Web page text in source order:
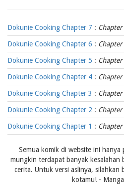
Dokunie Cooking Chapter 7 :
Dokunie Cooking Chapter 6 :
Dokunie Cooking Chapter 5 :
Dokunie Cooking Chapter 4 :
Dokunie Cooking Chapter 3 :
Dokunie Cooking Chapter 2 :
Dokunie Cooking Chapter 1 :
Semua komik di website ini hanya
mungkin terdapat banyak kesalahan
cerita. Untuk versi aslinya, silahkan
kotamu! -